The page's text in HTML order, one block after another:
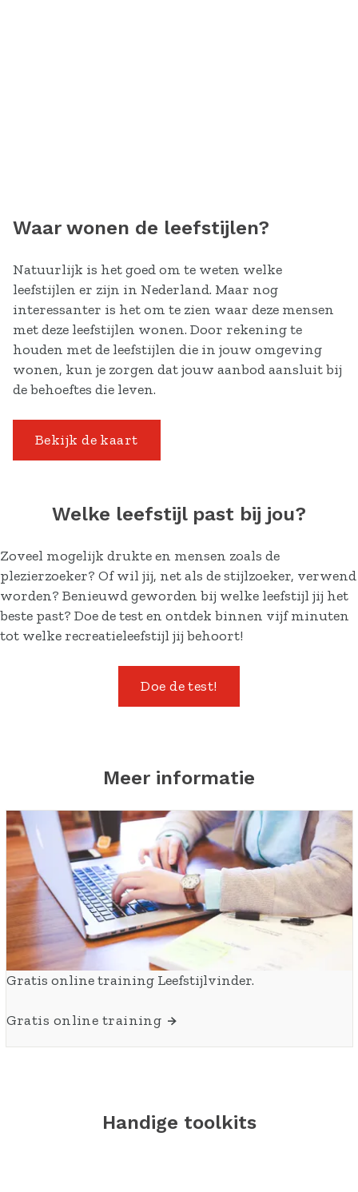
Waar wonen de leefstijlen?
Natuurlijk is het goed om te weten welke
leefstijlen er zijn in Nederland. Maar nog
interessanter is het om te zien waar deze mensen
met deze leefstijlen wonen. Door rekening te
houden met de leefstijlen die in jouw omgeving
wonen, kun je zorgen dat jouw aanbod aansluit bij
de behoeftes die leven.
Bekijk de kaart
Welke leefstijl past bij jou?
Zoveel mogelijk drukte en mensen zoals de
plezierzoeker? Of wil jij, net als de stijlzoeker, verwend
worden? Benieuwd geworden bij welke leefstijl jij het
beste past? Doe de test en ontdek binnen vijf minuten
tot welke recreatieleefstijl jij behoort!
Doe de test!
Meer informatie
Gratis online training Leefstijlvinder.
Gratis online training
Handige toolkits